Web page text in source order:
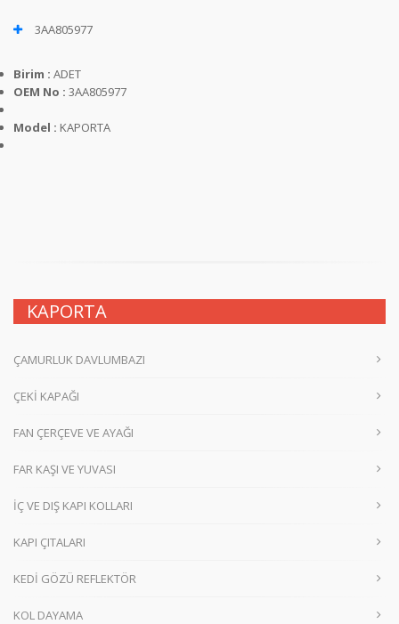
3AA805977
Birim : ADET
OEM No : 3AA805977
Model : KAPORTA
KAPORTA
ÇAMURLUK DAVLUMBAZI
ÇEKİ KAPAĞI
FAN ÇERÇEVE VE AYAĞI
FAR KAŞI VE YUVASI
İÇ VE DIŞ KAPI KOLLARI
KAPI ÇITALARI
KEDİ GÖZÜ REFLEKTÖR
KOL DAYAMA